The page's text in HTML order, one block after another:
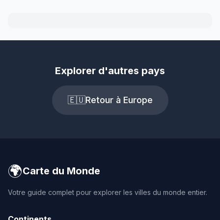
Explorer d'autres pays
🇪🇺Retour à Europe
🌍Carte du Monde
Votre guide complet pour explorer les villes du monde entier.